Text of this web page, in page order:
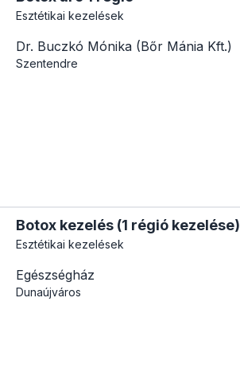
Esztétikai kezelések
Dr. Buczkó Mónika (Bőr Mánia Kft.)
Szentendre
Botox kezelés (1 régió kezelése)
Esztétikai kezelések
Egészségház
Dunaújváros